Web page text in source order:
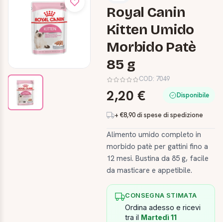
Royal Canin
Kitten Umido
Morbido Patè
85 g
COD: 7049
2,20 € Disponibile
+ €8,90 di spese di spedizione
Alimento umido completo in
morbido patè per gattini fino a
12 mesi. Bustina da 85 g, facile
da masticare e appetibile.
CONSEGNA STIMATA
Ordina adesso e ricevi
tra il Martedì 11